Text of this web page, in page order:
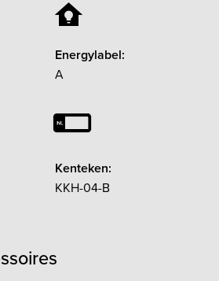
Energylabel:
A
Kenteken:
KKH-04-B